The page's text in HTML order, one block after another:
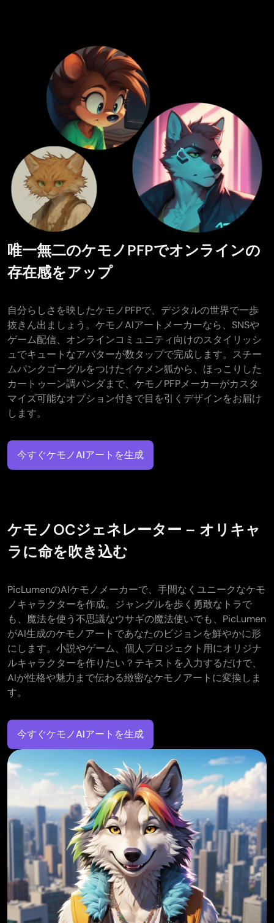
唯一無二のケモノPFPでオンラインの
存在感をアップ
自分らしさを映したケモノPFPで、デジタルの世界で一歩
抜きん出ましょう。ケモノAIアートメーカーなら、SNSや
ゲーム配信、オンラインコミュニティ向けのスタイリッシ
ュでキュートなアバターが数タップで完成します。スチー
ムパンクゴーグルをつけたイケメン狐から、ほっこりした
カートゥーン調パンダまで、ケモノPFPメーカーがカスタ
マイズ可能なオプション付きで目を引くデザインをお届け
します。
今すぐケモノAIアートを生成
ケモノOCジェネレーター – オリキャ
ラに命を吹き込む
PicLumenのAIケモノメーカーで、手間なくユニークなケモ
ノキャラクターを作成。ジャングルを歩く勇敢なトラで
も、魔法を使う不思議なウサギの魔法使いでも、PicLumen
がAI生成のケモノアートであなたのビジョンを鮮やかに形
にします。小説やゲーム、個人プロジェクト用にオリジナ
ルキャラクターを作りたい？テキストを入力するだけで、
AIが性格や魅力まで伝わる緻密なケモノアートに変換しま
す。
今すぐケモノAIアートを生成